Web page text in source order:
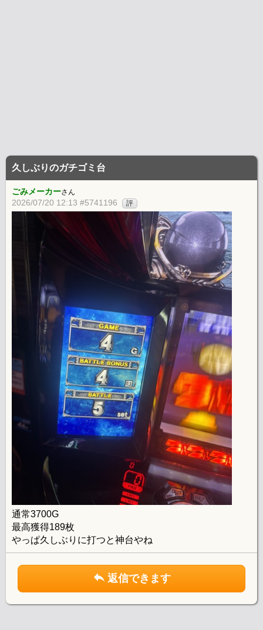
久しぶりのガチゴミ台
ごみメーカーさん
2026/07/20 12:13 #5741196 評
通常3700G
最高獲得189枚
やっぱ久しぶりに打つと神台やね
返信できます